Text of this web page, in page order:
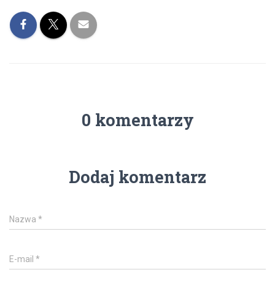
0 komentarzy
Dodaj komentarz
Nazwa *
E-mail *